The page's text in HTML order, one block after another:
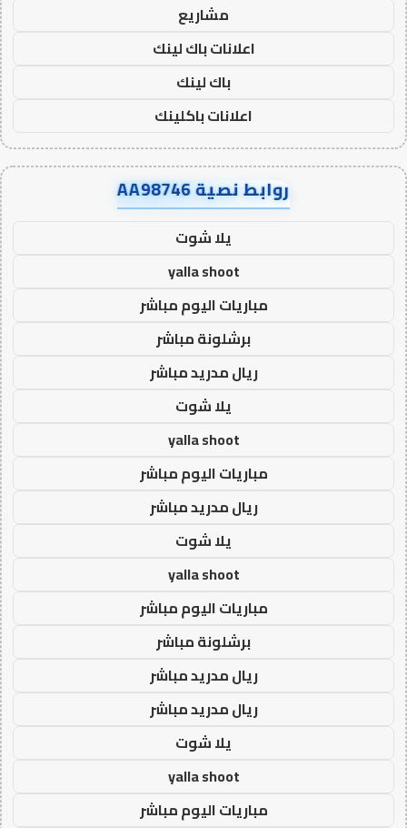
مشاريع
اعلانات باك لينك
باك لينك
اعلانات باكلينك
روابط نصية AA98746
يلا شوت
yalla shoot
مباريات اليوم مباشر
برشلونة مباشر
ريال مدريد مباشر
يلا شوت
yalla shoot
مباريات اليوم مباشر
ريال مدريد مباشر
يلا شوت
yalla shoot
مباريات اليوم مباشر
برشلونة مباشر
ريال مدريد مباشر
ريال مدريد مباشر
يلا شوت
yalla shoot
مباريات اليوم مباشر